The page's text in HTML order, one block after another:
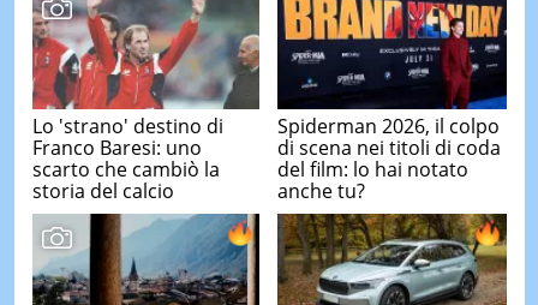
Lo 'strano' destino di
Franco Baresi: uno
scarto che cambiò la
storia del calcio
Spiderman 2026, il colpo
di scena nei titoli di coda
del film: lo hai notato
anche tu?